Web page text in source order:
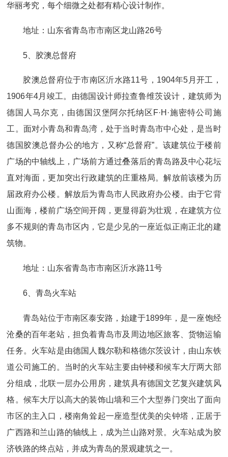
华丽考究，每个细微之处都有精心设计制作。
地址：山东省青岛市市南区龙山路26号
5、胶澳总督府
胶澳总督府位于市南区沂水路11号，1904年5月开工，
1906年4月竣工。由德国设计师拉查鲁维茨设计，建筑师为
德国人马尔克，由德国汉堡阿尔托纳区F·H·施密特公司施
工。面对小青岛和青岛湾，处于当时青岛市中心处，是当时
德国胶澳总督办公的地方，又称“总督府”。该建筑位于楼前
广场的中轴线上，广场前方通过叠落后的青岛路及中心花坛
直对海面，更加突出行政建筑的庄重格局。解放前该楼为历
届政府办公楼。解放后为青岛市人民政府办公楼。由于它背
山面海，楼前广场空间开阔，更显得蔚为壮观，在建筑方位
多不规则的青岛市区内，它是少见的一座近似正南正北的建
筑物。
地址：山东省青岛市市南区沂水路11号
6、青岛火车站
青岛站位于市南区泰安路，始建于1899年，是一座饱经
沧桑的百年老站，担负着青岛市及周边地区旅客、货物运输
任务。火车站是由德国人魏尔勒和格德尔茨设计，由山东铁
道公司施工的。当时的火车站主要由钟楼和候车大厅两大部
分组成，北联一层办公用房，建筑具有德国文艺复兴建筑风
格。候车大厅以高大的装饰山墙和三个大型券门突出了面向
市区的主入口，楼南角耸起一座造型优美的尖钟塔，正居于
广西路和兰山路的轴线上，成为兰山路对景。火车站成为胶
济铁路的终点站，并成为青岛的景观建筑之一。